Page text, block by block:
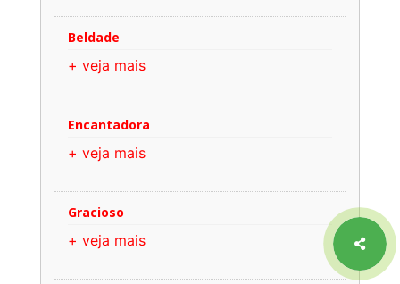
Beldade
+ veja mais
Encantadora
+ veja mais
Gracioso
+ veja mais